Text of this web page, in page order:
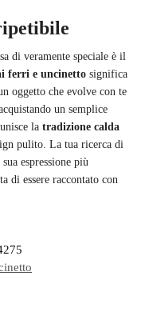
di veramente speciale è il
ferri e uncinetto significa
oggetto che evolve con te
un semplice
la tradizione calda
pulito. La tua ricerca di
espressione più
di essere raccontato con